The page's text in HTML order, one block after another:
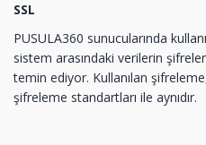
SSL
PUSULA360 sunucularında
sistem arasındaki verilerin
temin ediyor. Kullanılan
şifreleme standartları ile aynıdır.